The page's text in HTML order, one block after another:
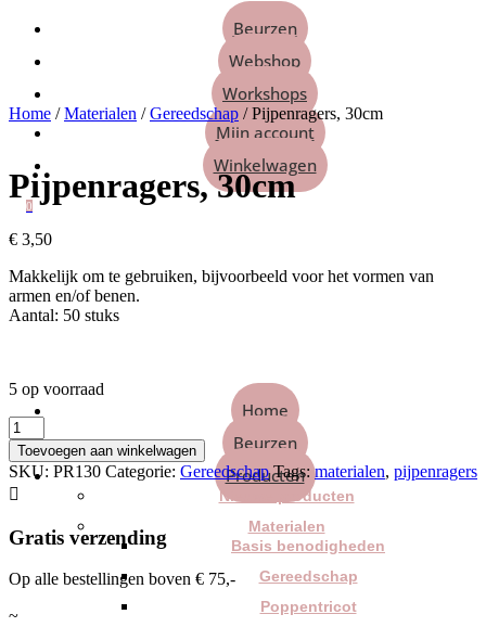
Beurzen
Webshop
Workshops
Mijn account
Winkelwagen
0
Home
Beurzen
Producten
Nieuwe producten
Materialen
Basis benodigheden
Gereedschap
Poppentricot
Home /Materialen /Gereedschap / Pijpenragers, 30cm
Pijpenragers, 30cm
€ 3,50
Makkelijk om te gebruiken, bijvoorbeeld voor het vormen van
armen en/of benen.
Aantal: 50 stuks
5 op voorraad
Pijpenragers,
30cm
aantal
Toevoegen aan winkelwagen
SKU: PR130 Categorie: Gereedschap Tags:materialen, pijpenragers

Gratis verzending
Op alle bestellingen boven € 75,-
~